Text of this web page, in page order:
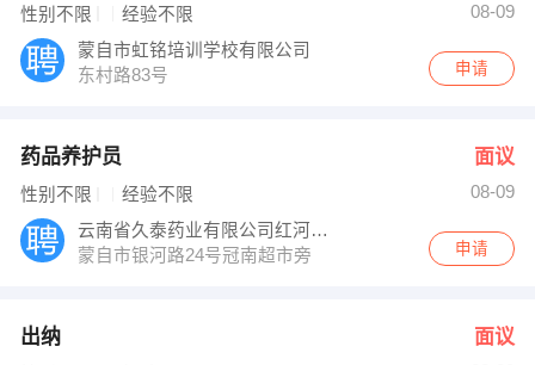
性别不限 经验不限
08-09
蒙自市虹铭培训学校有限公司
东村路83号
申请
药品养护员 面议
性别不限 经验不限
08-09
云南省久泰药业有限公司红河分公司
蒙自市银河路24号冠南超市旁
申请
出纳 面议